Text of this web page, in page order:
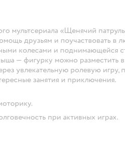
мультсериала «Щенячий
друзьям и поучаствовать в
колесами и поднимающейся
— фигурку можно разместить
увлекательную ролевую игру,
занятия и приключения.
при активных играх.